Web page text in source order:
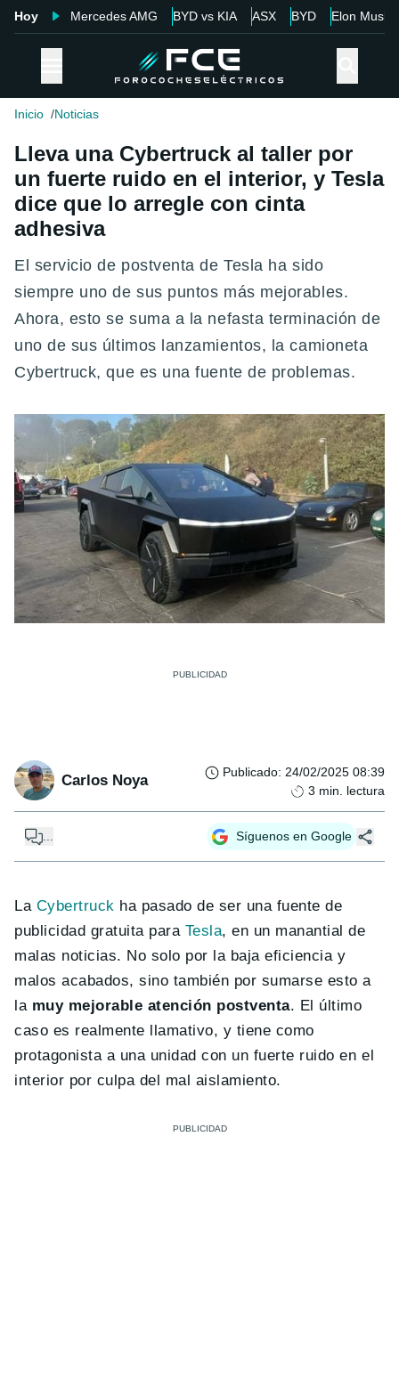
Hoy Mercedes AMG BYD vs KIA ASX BYD Elon Musk
Inicio Noticias
Lleva una Cybertruck al taller por
un fuerte ruido en el interior, y Tesla
dice que lo arregle con cinta
adhesiva
El servicio de postventa de Tesla ha sido
siempre uno de sus puntos más mejorables.
Ahora, esto se suma a la nefasta terminación de
uno de sus últimos lanzamientos, la camioneta
Cybertruck, que es una fuente de problemas.
Carlos Noya Publicado: 24/02/2025 08:39
3 min. lectura
Síguenos en Google
La Cybertruck ha pasado de ser una fuente de
publicidad gratuita para Tesla, en un manantial de
malas noticias. No solo por la baja eficiencia y
malos acabados, sino también por sumarse esto a
la muy mejorable atención postventa. El último
caso es realmente llamativo, y tiene como
protagonista a una unidad con un fuerte ruido en el
interior por culpa del mal aislamiento.